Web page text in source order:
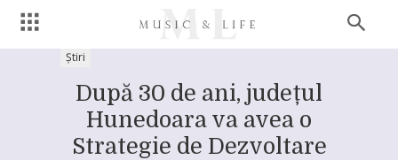
Știri
După 30 de ani, județul
Hunedoara va avea o
Strategie de Dezvoltare